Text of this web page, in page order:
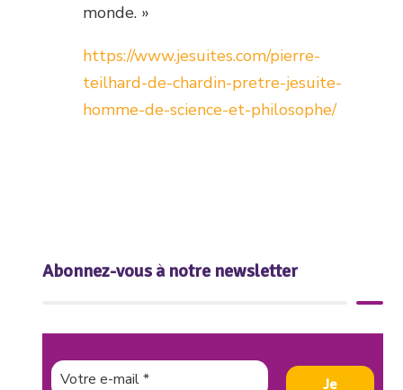
monde. »
https://www.jesuites.com/pierre-
teilhard-de-chardin-pretre-jesuite-
homme-de-science-et-philosophe/
Abonnez-vous à notre newsletter